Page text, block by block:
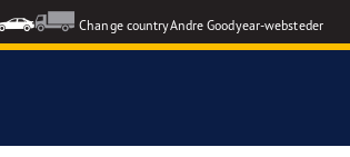
Change countryAndre Goodyear-websteder